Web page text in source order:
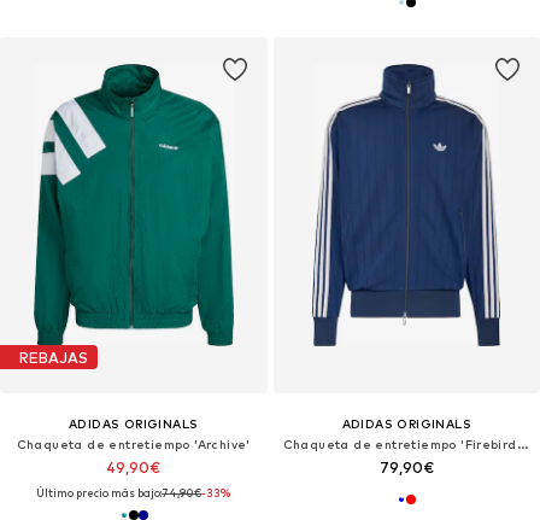
REBAJAS
ADIDAS ORIGINALS
Chaqueta de entretiempo 'Archive'
49,90€
Último precio más bajo:74,90€-33%
ADIDAS ORIGINALS
Chaqueta de entretiempo 'Firebird Drop Needle'
79,90€